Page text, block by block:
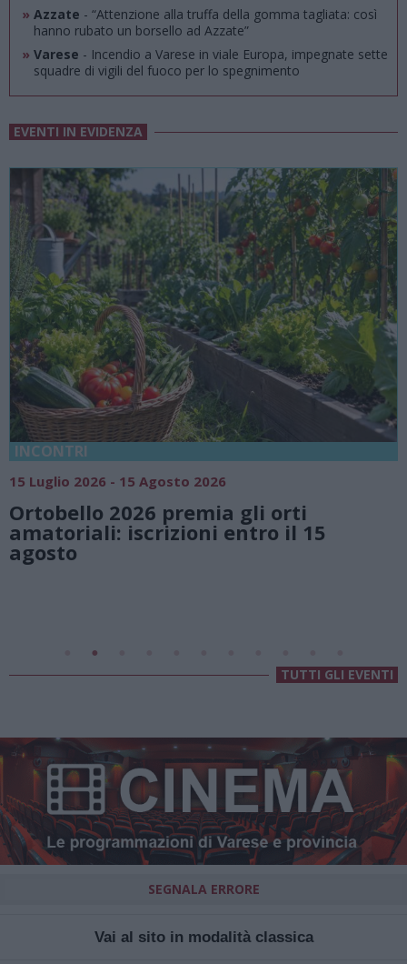
» Azzate - “Attenzione alla truffa della gomma tagliata: così
hanno rubato un borsello ad Azzate”
» Varese - Incendio a Varese in viale Europa, impegnate sette
squadre di vigili del fuoco per lo spegnimento
EVENTI IN EVIDENZA
il 15
18 Luglio 2026 - 15 Agosto 2026
Vivi l’estate a Villa
natura e atmosfere senza
Lago di Lugano
TUTTI GLI EVENTI
SEGNALA ERRORE
Vai al sito in modalità classica